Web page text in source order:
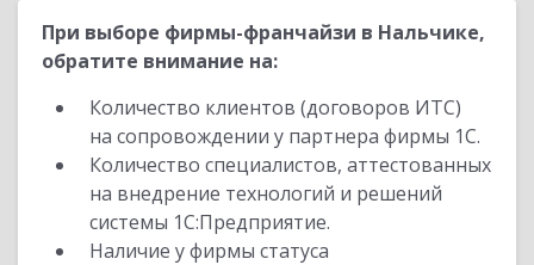
При выборе фирмы-франчайзи в Нальчике,
обратите внимание на:
Количество клиентов (договоров ИТС)
на сопровождении у партнера фирмы 1С.
Количество специалистов, аттестованных
на внедрение технологий и решений
системы 1С:Предприятие.
Наличие у фирмы статуса